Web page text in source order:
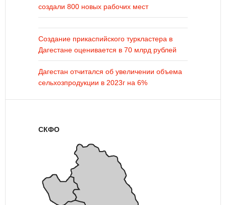
создали 800 новых рабочих мест
Создание прикаспийского туркластера в
Дагестане оценивается в 70 млрд рублей
Дагестан отчитался об увеличении объема
сельхозпродукции в 2023г на 6%
СКФО